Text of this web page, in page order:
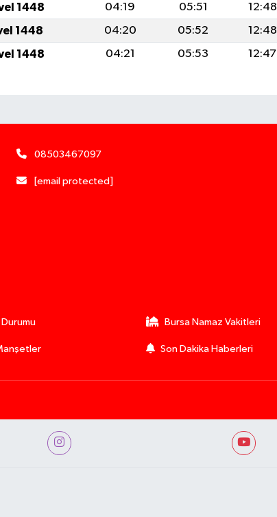
1448 04:19 05:51 12:48
1448 04:20 05:52 12:48
1448 04:21 05:53 12:47
08503467097
[email protected]
Durumu Bursa Namaz Vakitleri
Son Dakika Haberleri